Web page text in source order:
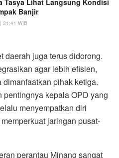
Banjir
21:41 WIB
daerah juga terus didorong.
agar lebih efisien,
pihak ketiga.
kepala OPD yang
menyempatkan diri
jaringan pusat-
perantau Minang sangat